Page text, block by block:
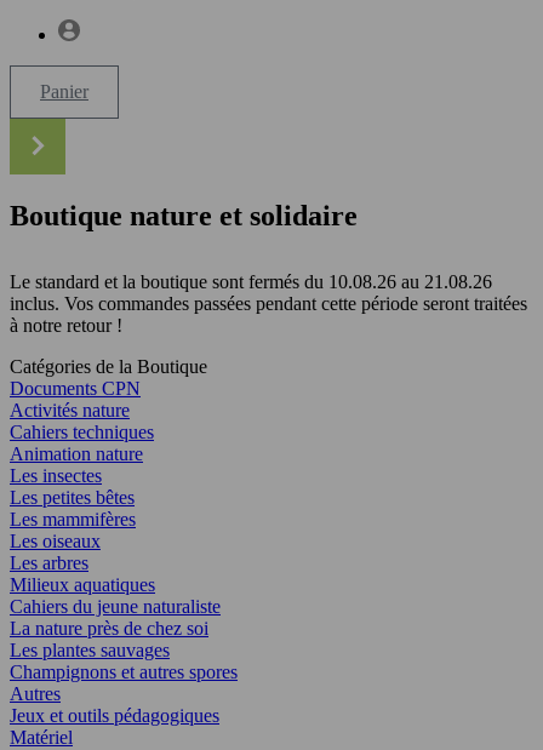
Panier
Boutique nature et solidaire
Le standard et la boutique sont fermés du 10.08.26 au 21.08.26
inclus. Vos commandes passées pendant cette période seront traitées
à notre retour !
Catégories de la Boutique
Documents CPN
Activités nature
Cahiers techniques
Animation nature
Les insectes
Les petites bêtes
Les mammifères
Les oiseaux
Les arbres
Milieux aquatiques
Cahiers du jeune naturaliste
La nature près de chez soi
Les plantes sauvages
Champignons et autres spores
Autres
Jeux et outils pédagogiques
Matériel